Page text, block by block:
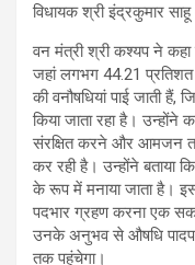
विधायक श्री इंद्रकुमार
वन मंत्री श्री कश्यप ने
जहां लगभग 44.21 प्रतिशत
की वनौषधियां पाई जाती
किया जाता रहा है। उन्होंने
संरक्षित करने और आमजन
कर रही है। उन्होंने बताया
के रूप में मनाया जाता है। इस
पदभार ग्रहण करना एक
उनके अनुभव से औषधि पादप
तक पहुंचेगा।